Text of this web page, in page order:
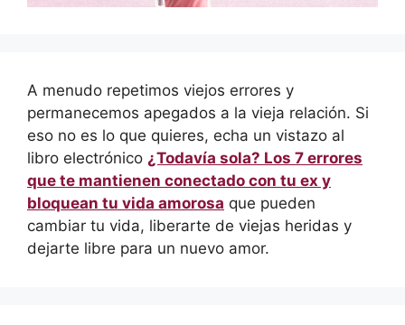
A menudo repetimos viejos errores y
permanecemos apegados a la vieja relación. Si
eso no es lo que quieres, echa un vistazo al
libro electrónico ¿Todavía sola? Los 7 errores
que te mantienen conectado con tu ex y
bloquean tu vida amorosa que pueden
cambiar tu vida, liberarte de viejas heridas y
dejarte libre para un nuevo amor.